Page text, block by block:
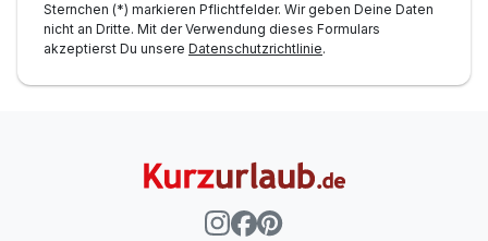
Sternchen (*) markieren Pflichtfelder. Wir geben Deine Daten
nicht an Dritte. Mit der Verwendung dieses Formulars
akzeptierst Du unsere Datenschutzrichtlinie.